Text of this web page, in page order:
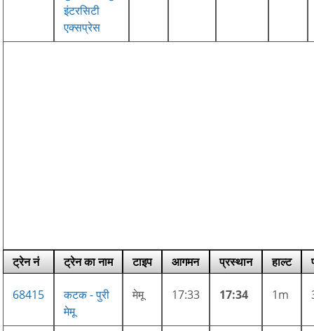
इंटरसिटी
एक्सप्रेस
ट्रेन नं ट्रेन का नाम टाइप आगमन प्रस्थान हाल्ट
68415
कटक - पुरी
मेमू
मेमू 17:33 17:34 1m